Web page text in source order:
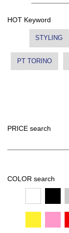
HOT Keyword
STYLING
PT TORINO
PRICE search
COLOR search